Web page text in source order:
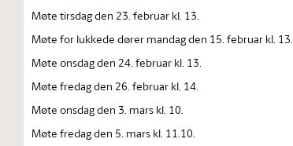
Møte tirsdag den 23. februar kl. 13.
Møte for lukkede dører mandag den 15. februar kl. 13.
Møte onsdag den 24. februar kl. 13.
Møte fredag den 26. februar kl. 14.
Møte onsdag den 3. mars kl. 10.
Møte fredag den 5. mars kl. 11.10.